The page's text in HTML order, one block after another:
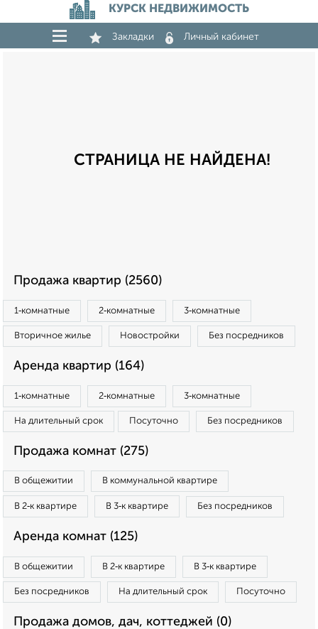
КУРСК НЕДВИЖИМОСТЬ
Закладки Личный кабинет
СТРАНИЦА НЕ НАЙДЕНА!
Продажа квартир (2560)
1‑комнатные 2‑комнатные 3‑комнатные
Вторичное жилье Новостройки Без посредников
Аренда квартир (164)
1‑комнатные 2‑комнатные 3‑комнатные
На длительный срок Посуточно Без посредников
Продажа комнат (275)
В общежитии В коммунальной квартире
В 2‑к квартире В 3‑к квартире Без посредников
Аренда комнат (125)
В общежитии В 2‑к квартире В 3‑к квартире
Без посредников На длительный срок Посуточно
Продажа домов, дач, коттеджей (0)